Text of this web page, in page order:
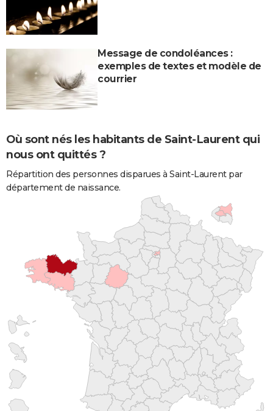
Message de condoléances :
exemples de textes et modèle de
courrier
Où sont nés les habitants de Saint-Laurent qui
nous ont quittés ?
Répartition des personnes disparues à Saint-Laurent par
département de naissance.